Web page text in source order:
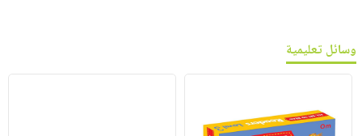
وسائل تعليمية